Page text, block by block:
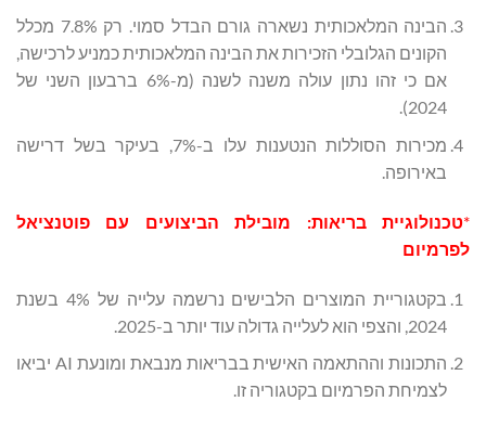
הבינה המלאכותית נשארה גורם הבדל סמוי. רק 7.8% מכלל
הקונים הגלובלי הזכירות את הבינה המלאכותית כמניע לרכישה,
אם כי זהו נתון עולה משנה לשנה (מ-6% ברבעון השני של
2024).
מכירות הסוללות הנטענות עלו ב-7%, בעיקר בשל דרישה
באירופה.
*טכנולוגיית בריאות: מובילת הביצועים עם פוטנציאל
לפרמיום
בקטגוריית המוצרים הלבישים נרשמה עלייה של 4% בשנת
2024, והצפי הוא לעלייה גדולה עוד יותר ב-2025.
התכונות וההתאמה האישית בבריאות מנבאת ומונעת AI יביאו
לצמיחת הפרמיום בקטגוריה זו.